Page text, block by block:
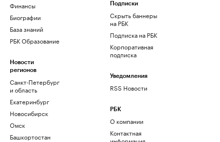
Финансы
Биографии
База знаний
РБК Образование
Новости
регионов
Санкт-Петербург
и область
Екатеринбург
Новосибирск
Омск
Башкортостан
Подписки
Скрыть баннеры
на РБК
Подписка на РБК
Корпоративная
подписка
Уведомления
RSS Новости
РБК
О компании
Контактная